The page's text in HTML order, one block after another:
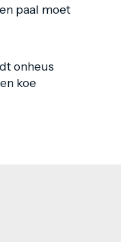
paal moet
onheus
koe